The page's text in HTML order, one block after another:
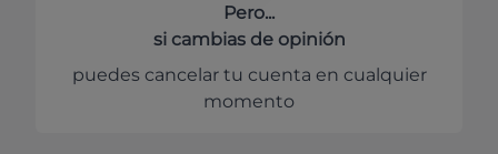
Pero...
si cambias de opinión
puedes cancelar tu cuenta en cualquier
momento